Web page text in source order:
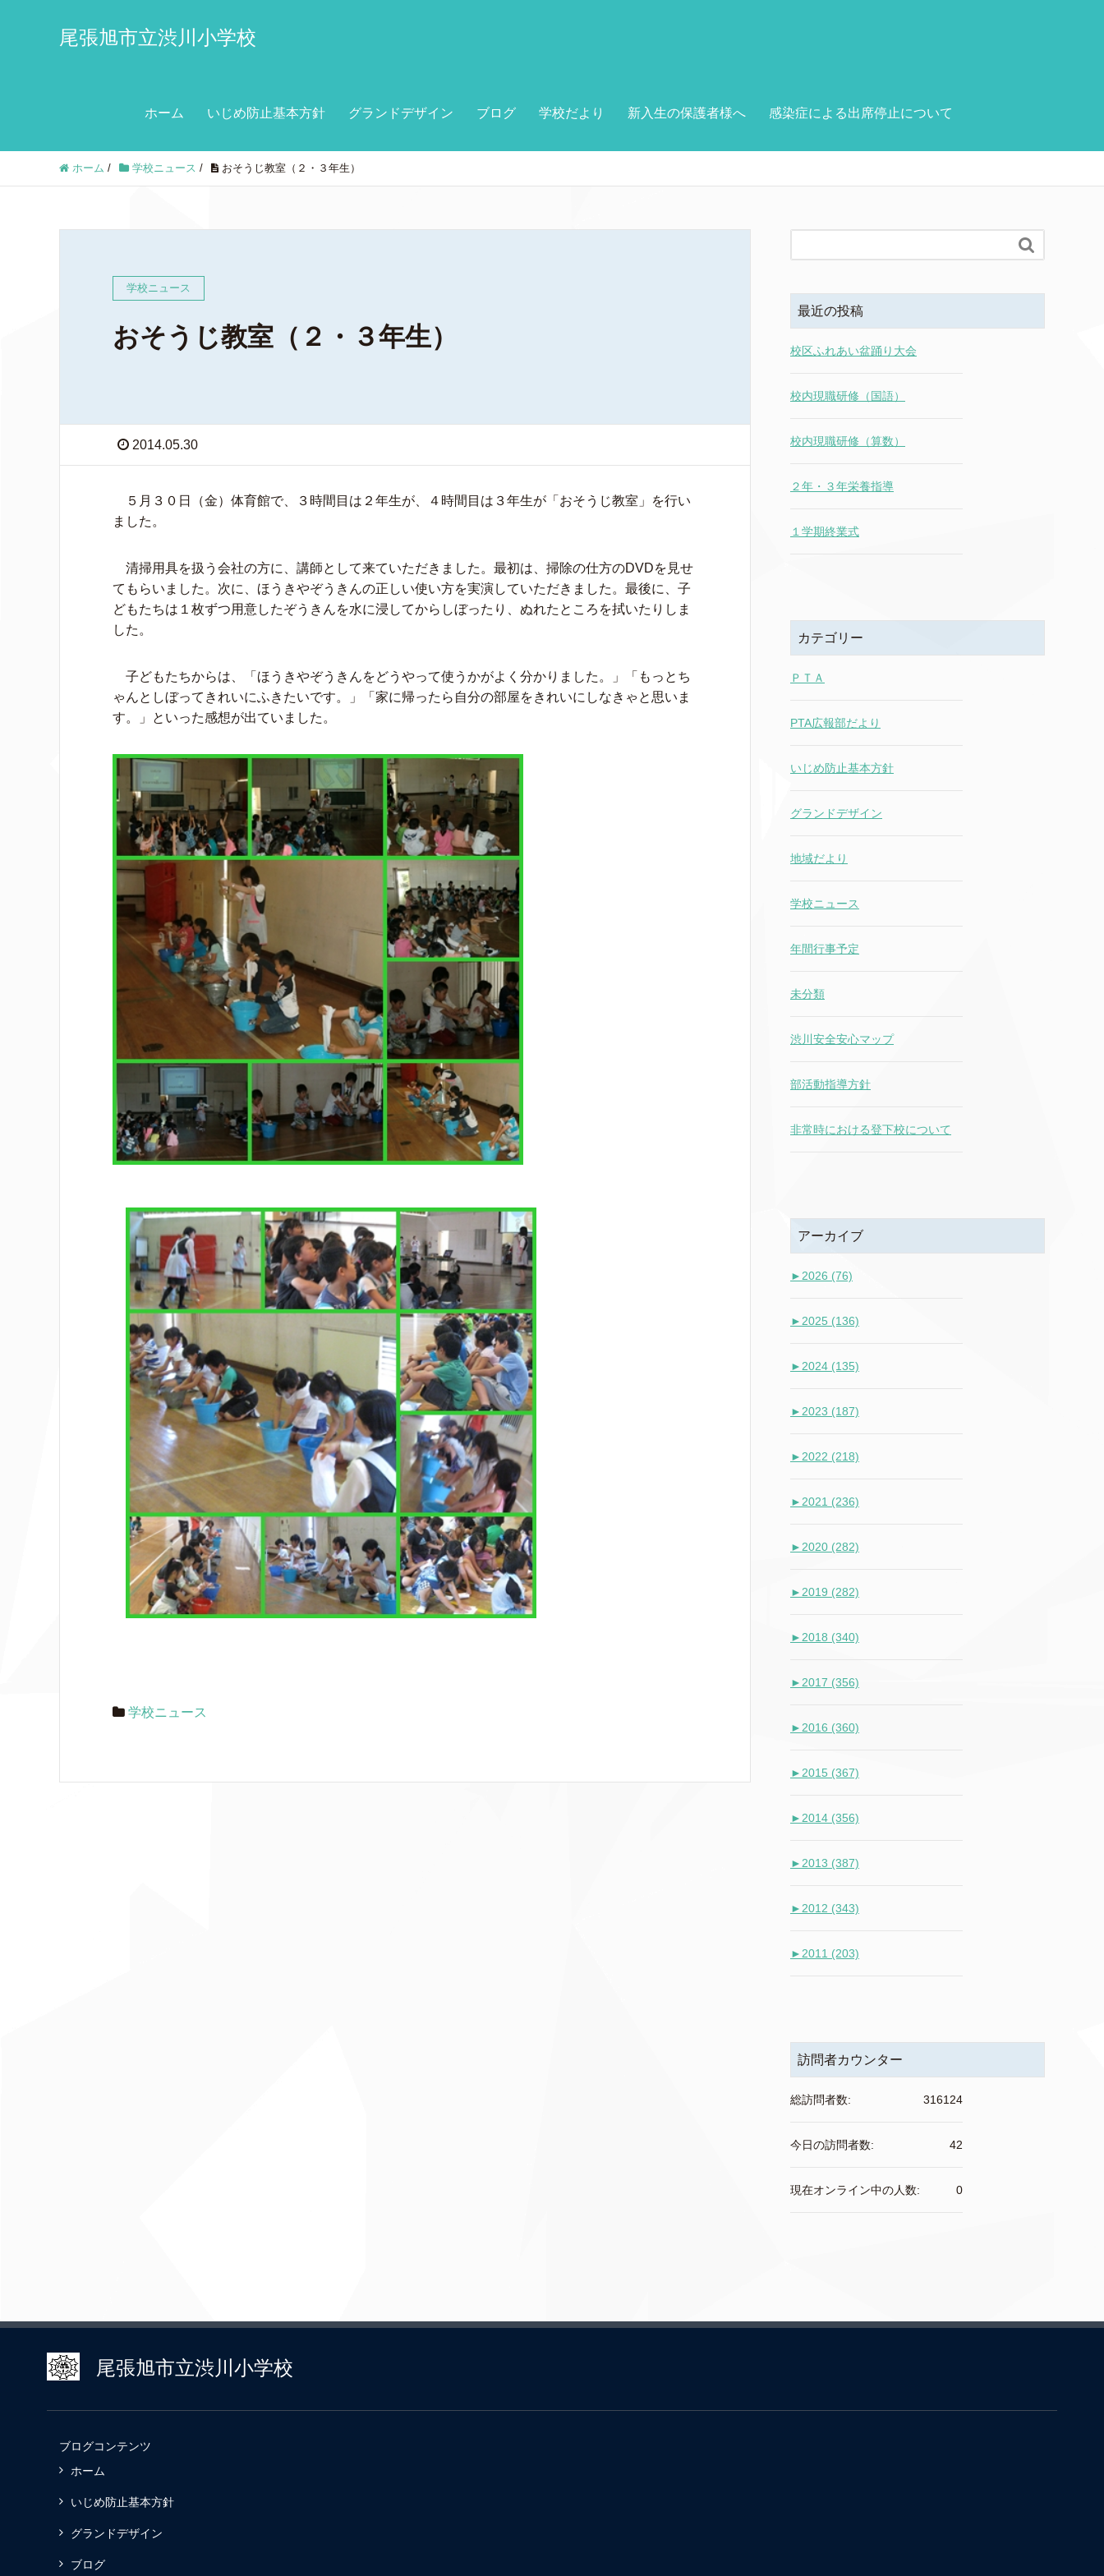
尾張旭市立渋川小学校
ホーム いじめ防止基本方針 グランドデザイン ブログ 学校だより 新入生の保護者様へ 感染症による出席停止について
ホーム / 学校ニュース / おそうじ教室（２・３年生）
学校ニュース
おそうじ教室（２・３年生）
2014.05.30
５月３０日（金）体育館で、３時間目は２年生が、４時間目は３年生が「おそうじ教室」を行い
ました。
清掃用具を扱う会社の方に、講師として来ていただきました。最初は、掃除の仕方のDVDを見せ
てもらいました。次に、ほうきやぞうきんの正しい使い方を実演していただきました。最後に、子
どもたちは１枚ずつ用意したぞうきんを水に浸してからしぼったり、ぬれたところを拭いたりしま
した。
子どもたちからは、「ほうきやぞうきんをどうやって使うかがよく分かりました。」「もっとち
ゃんとしぼってきれいにふきたいです。」「家に帰ったら自分の部屋をきれいにしなきゃと思いま
す。」といった感想が出ていました。
学校ニュース

最近の投稿
校区ふれあい盆踊り大会
校内現職研修（国語）
校内現職研修（算数）
２年・３年栄養指導
１学期終業式
カテゴリー
ＰＴＡ
PTA広報部だより
いじめ防止基本方針
グランドデザイン
地域だより
学校ニュース
年間行事予定
未分類
渋川安全安心マップ
部活動指導方針
非常時における登下校について
アーカイブ
► 2026 (76)
► 2025 (136)
► 2024 (135)
► 2023 (187)
► 2022 (218)
► 2021 (236)
► 2020 (282)
► 2019 (282)
► 2018 (340)
► 2017 (356)
► 2016 (360)
► 2015 (367)
► 2014 (356)
► 2013 (387)
► 2012 (343)
► 2011 (203)
訪問者カウンター
316124
総訪問者数:
42
今日の訪問者数:
0
現在オンライン中の人数:
尾張旭市立渋川小学校
ブログコンテンツ
ホーム
いじめ防止基本方針
グランドデザイン
ブログ